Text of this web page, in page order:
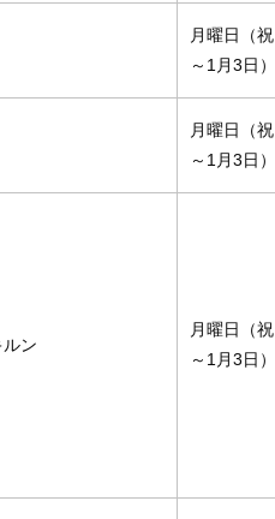
月曜日（
～1月3日）
月曜日（
～1月3日）
ルン
月曜日（
～1月3日）